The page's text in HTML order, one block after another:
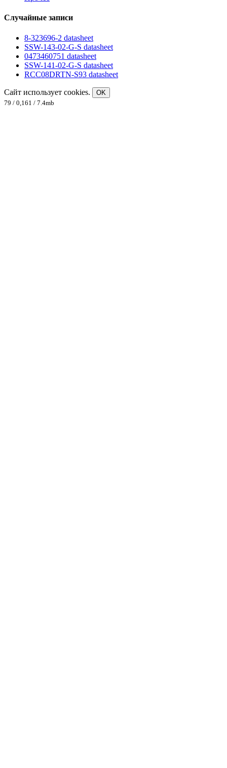
Случайные записи
8-323696-2 datasheet
SSW-143-02-G-S datasheet
0473460751 datasheet
SSW-141-02-G-S datasheet
RCC08DRTN-S93 datasheet
Сайт использует cookies.
OK
79 / 0,161 / 7.4mb